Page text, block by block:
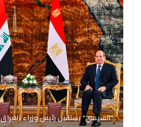
"السيسي" يستقبل رئيس وزراء العراق